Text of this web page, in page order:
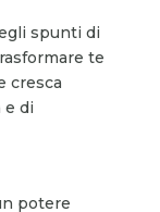
spunti di
te
cresca
e di
potere